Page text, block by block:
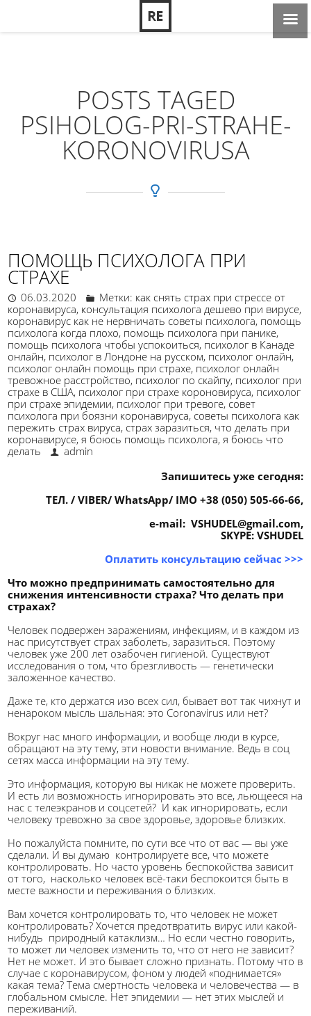
POSTS TAGED
PSIHOLOG-PRI-STRAHE-
KORONOVIRUSA
ПОМОЩЬ ПСИХОЛОГА ПРИ
СТРАХЕ
06.03.2020 Метки: как снять страх при стрессе от
коронавируса, консультация психолога дешево при вирусе,
коронавирус как не нервничать советы психолога, помощь
психолога когда плохо, помощь психолога при панике,
помощь психолога чтобы успокоиться, психолог в Канаде
онлайн, психолог в Лондоне на русском, психолог онлайн,
психолог онлайн помощь при страхе, психолог онлайн
тревожное расстройство, психолог по скайпу, психолог при
страхе в США, психолог при страхе короновируса, психолог
при страхе эпидемии, психолог при тревоге, совет
психолога при боязни коронавируса, советы психолога как
пережить страх вируса, страх заразиться, что делать при
коронавирусе,я боюсь помощь психолога,я боюсь что
делать
admin
Запишитесь уже сегодня:
ТЕЛ. / VIBER/ WhatsApp/ IMO +38 (050) 505-66-66,
e-mail: VSHUDEL@gmail.com,
SKYPE: VSHUDEL
Оплатить консультацию сейчас >>>
Что можно предпринимать самостоятельно для
снижения интенсивности страха? Что делать при
страхах?
Человек подвержен заражениям, инфекциям, и в каждом из
нас присутствует страх заболеть, заразиться. Поэтому
человек уже 200 лет озабочен гигиеной. Существуют
исследования о том, что брезгливость — генетически
заложенное качество.
Даже те, кто держатся изо всех сил, бывает вот так чихнут и
ненароком мысль шальная: это Coronavirus или нет?
Вокруг нас много информации, и вообще люди в курсе,
обращают на эту тему, эти новости внимание. Ведь в соц
сетях масса информации на эту тему.
Это информация, которую вы никак не можете проверить.
И есть ли возможность игнорировать это все, льющееся на
нас с телеэкранов и соцсетей? И как игнорировать, если
человеку тревожно за свое здоровье, здоровье близких.
Но пожалуйста помните, по сути все что от вас — вы уже
сделали. И вы думаю контролируете все, что можете
контролировать. Но часто уровень беспокойства зависит
от того, насколько человек всё-таки беспокоится быть в
месте важности и переживания о близких.
Вам хочется контролировать то, что человек не может
контролировать? Хочется предотвратить вирус или какой-
нибудь природный катаклизм… Но если честно говорить,
то может ли человек изменить то, что от него не зависит?
Нет не может. И это бывает сложно признать. Потому что в
случае с коронавирусом, фоном у людей «поднимается»
какая тема? Тема смертность человека и человечества — в
глобальном смысле. Нет эпидемии — нет этих мыслей и
переживаний.